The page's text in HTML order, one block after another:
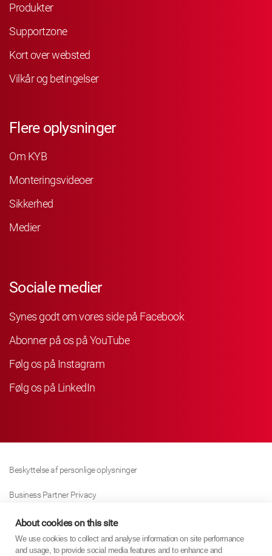
Produkter
Supportzone
Kort over websted
Vilkår og betingelser
Flere oplysninger
Om KYB
Monteringsvideoer
Sikkerhed
Medier
Sociale medier
Synes godt om vores side på Facebook
Abonner på os på YouTube
Følg os på Instagram
Følg os på LinkedIn
Beskyttelse af personlige oplysninger
Business Partner Privacy
Cookie Politik
Modern Slavery Act Policy
About cookies on this site
We use cookies to collect and analyse information on site performance
and usage, to provide social media features and to enhance and